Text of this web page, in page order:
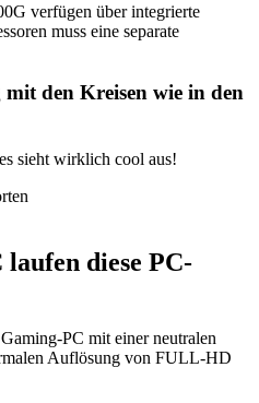
verfügen über integrierte
muss eine separate
den Kreisen wie in den
sieht wirklich cool aus!
diese PC-
PC mit einer neutralen
Auflösung von FULL-HD